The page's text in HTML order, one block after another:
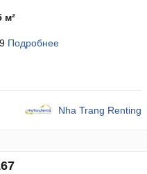
м²
Подробнее
Nha Trang Renting